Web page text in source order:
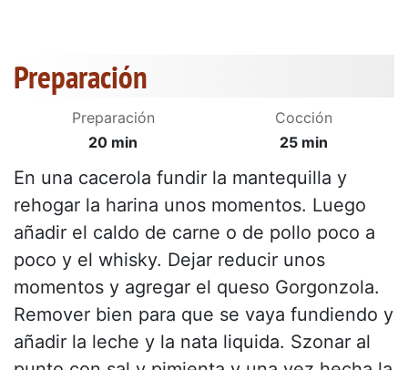
Preparación
Preparación
20 min
Cocción
25 min
En una cacerola fundir la mantequilla y
rehogar la harina unos momentos. Luego
añadir el caldo de carne o de pollo poco a
poco y el whisky. Dejar reducir unos
momentos y agregar el queso Gorgonzola.
Remover bien para que se vaya fundiendo y
añadir la leche y la nata liquida. Szonar al